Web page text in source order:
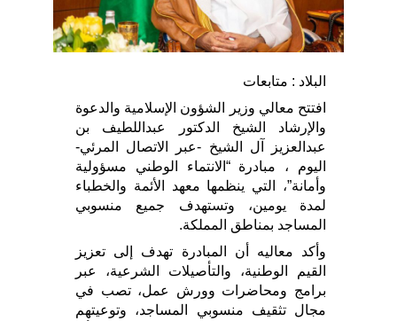
البلاد : متابعات
افتتح معالي وزير الشؤون الإسلامية والدعوة
والإرشاد الشيخ الدكتور عبداللطيف بن
عبدالعزيز آل الشيخ -عبر الاتصال المرئي-
اليوم ، مبادرة “الانتماء الوطني مسؤولية
وأمانة”، التي ينظمها معهد الأئمة والخطباء
لمدة يومين، وتستهدف جميع منسوبي
المساجد بمناطق المملكة.
وأكد معاليه أن المبادرة تهدف إلى تعزيز
القيم الوطنية، والتأصيلات الشرعية، عبر
برامج ومحاضرات وورش عمل، تصب في
مجال تثقيف منسوبي المساجد، وتوعيتهم